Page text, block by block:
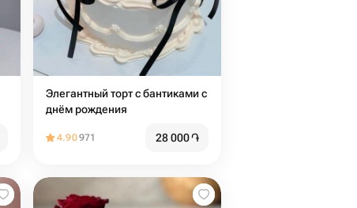
Элегантный торт с бантиками с
днём рождения
4.90971 28 000֏